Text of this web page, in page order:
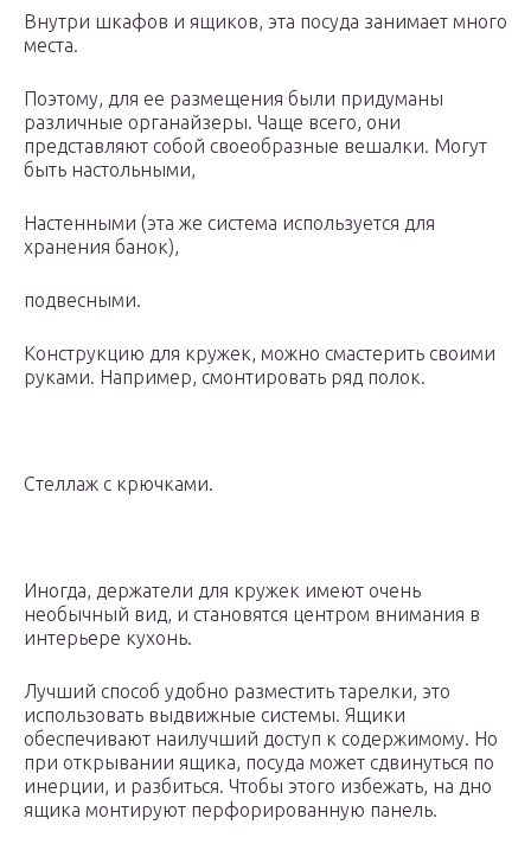
Внутри шкафов и ящиков, эта посуда занимает много
места.
Поэтому, для ее размещения были придуманы
различные органайзеры. Чаще всего, они
представляют собой своеобразные вешалки. Могут
быть настольными,
Настенными (эта же система используется для
хранения банок),
подвесными.
Конструкцию для кружек, можно смастерить своими
руками. Например, смонтировать ряд полок.
Стеллаж с крючками.
Иногда, держатели для кружек имеют очень
необычный вид, и становятся центром внимания в
интерьере кухонь.
Лучший способ удобно разместить тарелки, это
использовать выдвижные системы. Ящики
обеспечивают наилучший доступ к содержимому. Но
при открывании ящика, посуда может сдвинуться по
инерции, и разбиться. Чтобы этого избежать, на дно
ящика монтируют перфорированную панель.